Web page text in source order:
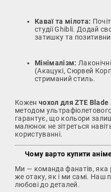
Каваї та мілота:
студії Ghibli. Додай
затишку та
Мінімалізм:
(Акацукі, Сюрвей
стриманий стиль.
Кожен чохол для ZTE Blade
методом
гарантує, що кольори
малюнок не зітреться
користуванні.
Чому варто купити
Ми — команда фанатів, яка
же отаку, як і ми самі. Наш
любові до деталей.